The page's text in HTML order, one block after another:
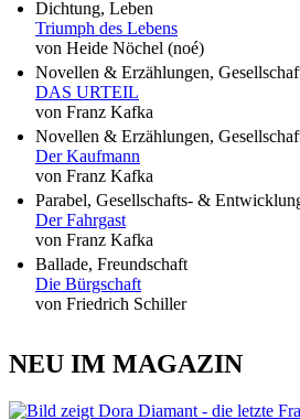
Dichtung, Leben
Triumph des Lebens
von Heide Nöchel (noé)
Novellen & Erzählungen,
DAS URTEIL
von Franz Kafka
Novellen & Erzählungen,
Der Kaufmann
von Franz Kafka
Parabel, Gesellschafts- &
Der Fahrgast
von Franz Kafka
Ballade, Freundschaft
Die Bürgschaft
von Friedrich Schiller
NEU IM MAGAZIN